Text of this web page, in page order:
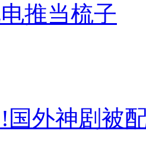
推当梳子
国外神剧被